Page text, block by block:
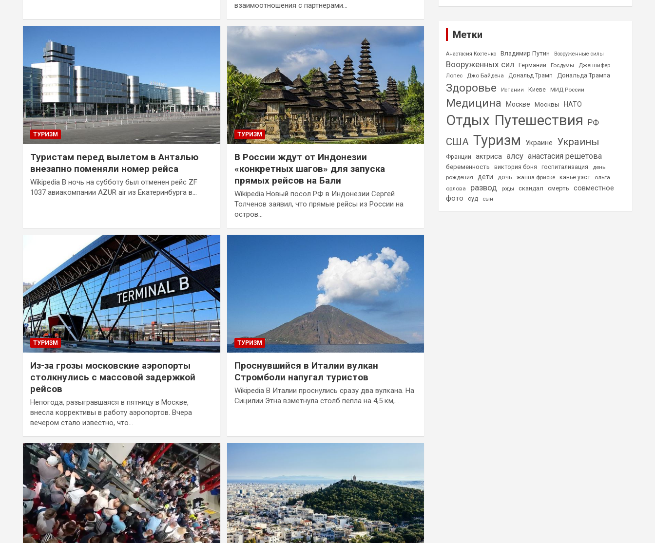
взаимоотношения с партнерами…
ТУРИЗМ
Туристам перед вылетом в Анталью
внезапно поменяли номер рейса
Wikipedia В ночь на субботу был отменен рейс ZF
1037 авиакомпании AZUR air из Екатеринбурга в…
ТУРИЗМ
В России ждут от Индонезии
«конкретных шагов» для запуска
прямых рейсов на Бали
Wikipedia Новый посол РФ в Индонезии Сергей
Толченов заявил, что прямые рейсы из России на
остров…
ТУРИЗМ
Из-за грозы московские аэропорты
столкнулись с массовой задержкой
рейсов
Непогода, разыгравшаяся в пятницу в Москве,
внесла коррективы в работу аэропортов. Вчера
вечером стало известно, что…
ТУРИЗМ
Проснувшийся в Италии вулкан
Стромболи напугал туристов
Wikipedia В Италии проснулись сразу два вулкана. На
Сицилии Этна взметнула столб пепла на 4,5 км,…
Метки
Анастасия Костенко Владимир Путин Вооруженные силы
Вооруженных сил Германии Госдумы
Дженнифер
Лопес
Джо Байдена Дональд Трамп Дональда Трампа
Здоровье Испании Киеве МИД России
Медицина Москве Москвы НАТО
Отдых Путешествия РФ
США Туризм Украине Украины
Франции актриса алсу анастасия решетова
беременность виктория боня госпитализация
день
рождения
дети дочь жанна фриске канье уэст
ольга
орлова
развод роды скандал смерть
совместное
фото
суд сын